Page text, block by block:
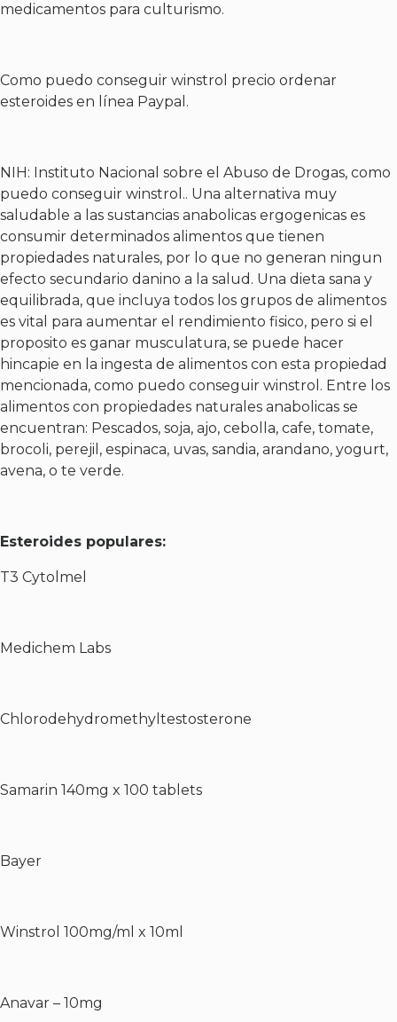
medicamentos para culturismo.
Como puedo conseguir winstrol precio ordenar
esteroides en línea Paypal.
NIH: Instituto Nacional sobre el Abuso de Drogas, como
puedo conseguir winstrol.. Una alternativa muy
saludable a las sustancias anabolicas ergogenicas es
consumir determinados alimentos que tienen
propiedades naturales, por lo que no generan ningun
efecto secundario danino a la salud. Una dieta sana y
equilibrada, que incluya todos los grupos de alimentos
es vital para aumentar el rendimiento fisico, pero si el
proposito es ganar musculatura, se puede hacer
hincapie en la ingesta de alimentos con esta propiedad
mencionada, como puedo conseguir winstrol. Entre los
alimentos con propiedades naturales anabolicas se
encuentran: Pescados, soja, ajo, cebolla, cafe, tomate,
brocoli, perejil, espinaca, uvas, sandia, arandano, yogurt,
avena, o te verde.
Esteroides populares:
T3 Cytolmel
Medichem Labs
Chlorodehydromethyltestosterone
Samarin 140mg x 100 tablets
Bayer
Winstrol 100mg/ml x 10ml
Anavar – 10mg